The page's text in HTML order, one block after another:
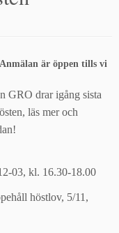
är öppen tills vi
GRO drar igång sista
läs mer och
03, kl. 16.30-18.00
höstlov, 5/11,